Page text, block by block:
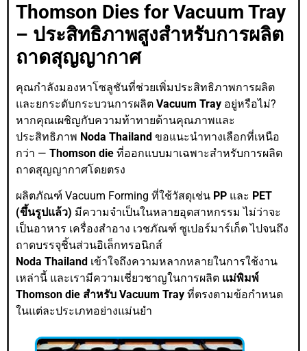
Thomson Dies for Vacuum Tray
– ประสิทธิภาพสูงสำหรับการผลิต
ถาดสุญญากาศ
คุณกำลังมองหาโซลูชันที่ช่วยเพิ่มประสิทธิภาพการผลิต
และยกระดับกระบวนการผลิต Vacuum Tray อยู่หรือไม่?
หากคุณเผชิญกับความท้าทายด้านคุณภาพและ
ประสิทธิภาพ Noda Thailand ขอแนะนำทางเลือกที่เหนือ
กว่า — Thomson die ที่ออกแบบมาเฉพาะสำหรับการผลิต
ถาดสุญญากาศโดยตรง
ผลิตภัณฑ์ Vacuum Forming ที่ใช้วัสดุเช่น PP และ PET
(ขึ้นรูปแล้ว) มีความจำเป็นในหลายอุตสาหกรรม ไม่ว่าจะ
เป็นอาหาร เครื่องสำอาง เวชภัณฑ์ ซูเปอร์มาร์เก็ต ไปจนถึง
ถาดบรรจุชิ้นส่วนอิเล็กทรอนิกส์
Noda Thailand เข้าใจถึงความหลากหลายในการใช้งาน
เหล่านี้ และเรามีความเชี่ยวชาญในการผลิต แม่พิมพ์
Thomson die สำหรับ Vacuum Tray ที่ตรงตามข้อกำหนด
ในแต่ละประเภทอย่างแม่นยำ